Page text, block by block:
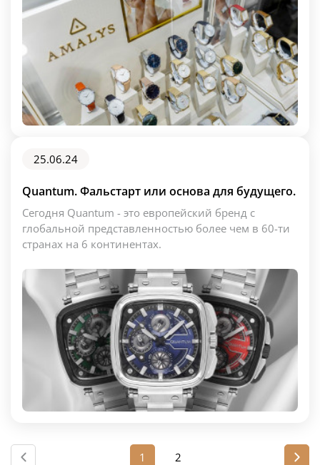
25.06.24
Quantum. Фальстарт или основа для будущего.
Сегодня Quantum - это европейский бренд с
глобальной представленностью более чем в 60-ти
странах на 6 континентах.
1 2